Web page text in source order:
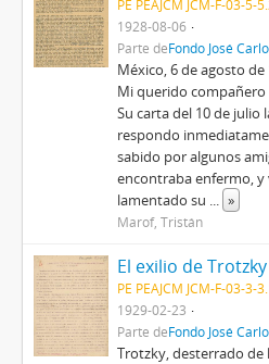
PE PEAJCM JCM-F-03-5-
1928-08-06
Parte deFondo José
México, 6 de agosto de
Mi querido
Su carta del 10 de julio
respondo
sabido por algunos
encontraba enfermo, y
lamentado su ... »
Marof, Tristán
El exilio de
PE PEAJCM JCM-F-03-3-
1929-02-23
Parte deFondo José
Trotzky, desterrado de